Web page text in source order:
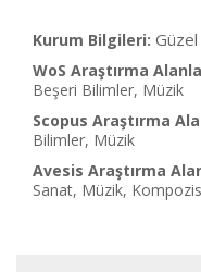
Kurum Bilgileri:
WoS Araştırma
Beşeri Bilimler, Müzik
Scopus Araştırma
Bilimler, Müzik
Avesis Araştırma
Sanat, Müzik,